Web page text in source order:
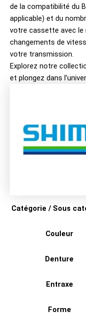
de la compatibilité du
applicable) et du
votre cassette avec le
changements de
votre transmission.
Explorez notre
et plongez dans
Catégorie / Sous
Couleur
Denture
Entraxe
Forme